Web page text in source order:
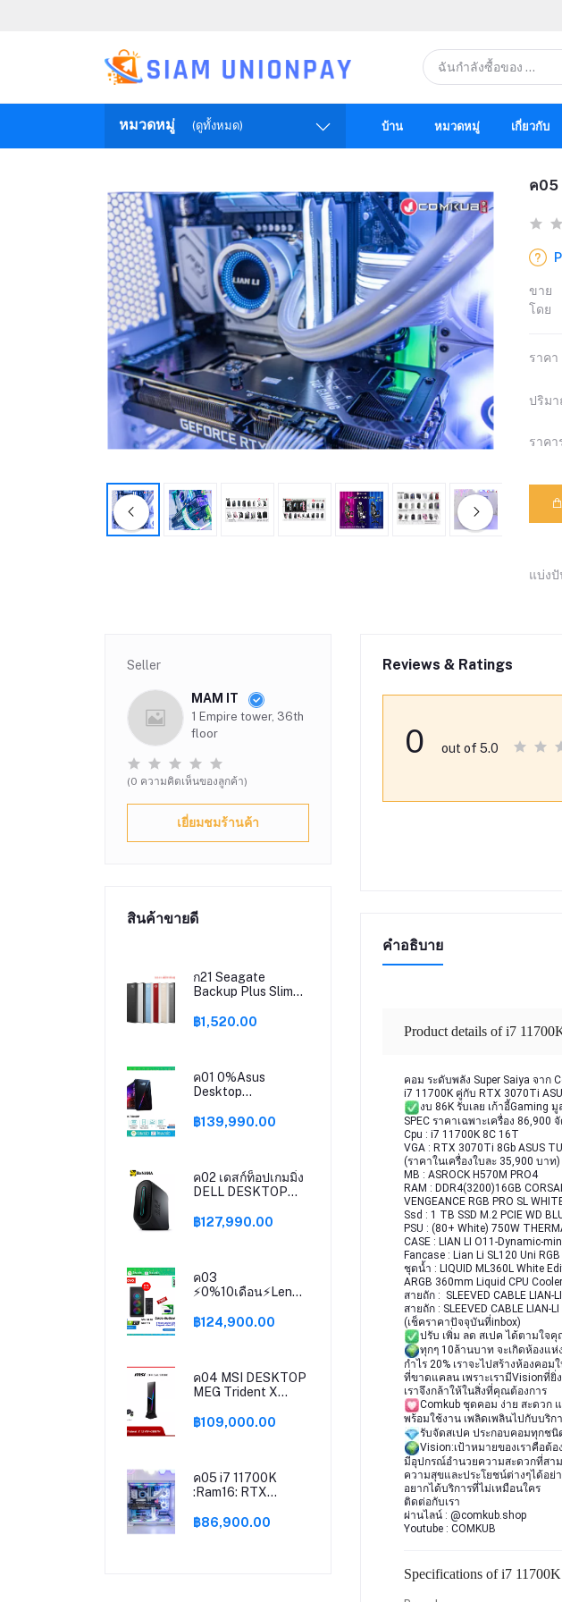
หมวดหมู่ (ดูทั้งหมด) บ้าน หมวดหมู่ เกี่ยวกับ
ค05
ขาย
โดย
ราคา
ปริม
ราคา
แบ่ง
Seller
MAM IT
1 Empire tower, 36th
floor
(0 ความคิดเห็นของลูกค้า)
เยี่ยมชมร้านค้า
สินค้าขายดี
ก21 Seagate
Backup Plus Slim
ประกันศูนย์
฿1,520.00
ค01 0%Asus
Desktop
Strix(G35DX-
฿139,990.00
ค02 เดสก์ท็อปเกมมิ่ง
DELL DESKTOP
ALIENWARE
฿127,990.00
ค03
⚡️0%10เดือน⚡Lenovo
(คอมพิวเตอร์เกมตั้ง
(90S20073TL) i9-
12900K/32GB/SSD
HDD/NVIDIA
Home/3Year Onsite
Legion
฿124,900.00
ค04 MSI DESKTOP
MEG Trident X
12700K / RTX
฿109,000.00
ค05 i7 11700K
:Ram16: RTX
รับเลย เก้าอี้Gaming
฿86,900.00
Reviews & Ratings
0 out of 5.0
คำอธิบาย
Product details of i7
คอม ระดับพลัง Super Saiya จาก
i7 11700K คู่กับ RTX 3070Ti
งบ 86K รับเลย เก้าอี้Gaming
SPEC ราคาเฉพาะเครื่อง 86,900
Cpu : i7 11700K 8C 16T
VGA : RTX 3070Ti 8Gb ASUS
(ราคาในเครื่องใบละ 35,900 บาท)
MB : ASROCK H570M PRO4
RAM : DDR4(3200)16GB
VENGEANCE RGB PRO SL
Ssd : 1 TB SSD M.2 PCIE WD
PSU : (80+ White) 750W
CASE : LIAN LI O11-Dynamic-
Fancase : Lian Li SL120 Uni
ชุดน้ำ : LIQUID ML360L White
ARGB 360mm Liquid CPU Cooler
สายถัก :  SLEEVED CABLE LIAN-
สายถัก : SLEEVED CABLE LIAN-
(เช็คราคาปัจจุบันที่inbox)
ปรับ เพิ่ม ลด สเปค ได้ตามใจ
ทุกๆ 10ล้านบาท จะเกิดห้องแห่
กำไร 20% เราจะไปสร้างห้องคอม
ที่ขาดแคลน เพราะเรามีVisionที่ยิ่
เราจึงกล้าให้ในสิ่งที่คุณต้องการ
Comkub ชุดคอม ง่าย สะดวก
พร้อมใช้งาน เพลิดเพลินไปกับบริก
รับจัดสเปค ประกอบคอมทุกชนิ
Vision:เป้าหมายของเราคือต้
มีอุปกรณ์อำนวยความสะดวกที่สาม
ความสุขและประโยชน์ต่างๆได้อย่
อยากได้บริการที่ไม่เหมือนใคร
ติดต่อกับเรา
ผ่านไลน์ : @comkub.shop
Youtube : COMKUB
Specifications of i7